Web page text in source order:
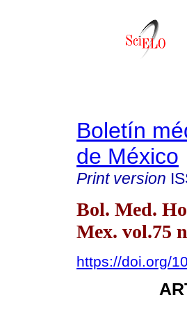
Boletín
de México
Print version
Bol. Med.
Mex. vol.75
https://doi.org/